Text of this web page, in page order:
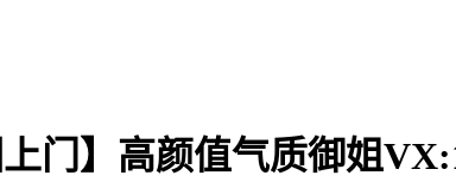
门】高颜值气质御姐